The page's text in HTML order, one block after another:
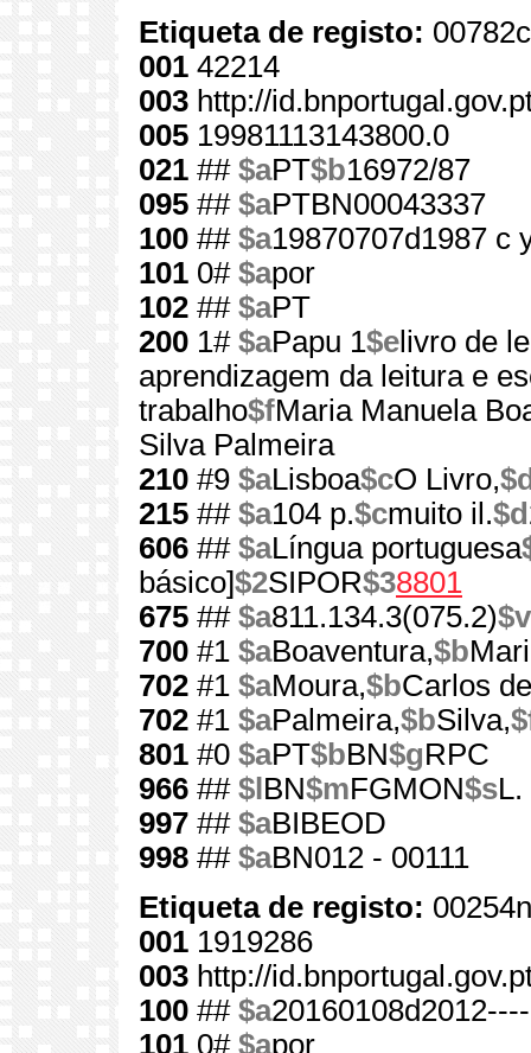
Etiqueta de registo:
001 42214
003 http://
005 19981113143800.0
021 ## $aPT$b16972/87
095 ## $aPTBN00043337
100 ## $a19870707d1987 c
101 0# $apor
102 ## $aPT
200 1# $aPapu 1$e livro de
aprendizagem da leitura e
trabalho$fMaria Manuela
Silva Palmeira
210 #9 $aLisboa$cO Livro,
215 ## $a104 p.$cmuito il.$d
606 ## $aLíngua portuguesa
básico]$2SIPOR$38801
675 ## $a811.134.3(075.2)$v
700 #1 $aBoaventura,$b
702 #1 $aMoura,$bCarlos de
702 #1 $aPalmeira,$bSilva,
801 #0 $aPT$bBN$gRPC
966 ## $l BN$mFGMON$sL.
997 ## $aBIBEOD
998 ## $aBN012 - 00111
Etiqueta de registo:
001 1919286
003 http://
100 ## $a
101 0# $apor